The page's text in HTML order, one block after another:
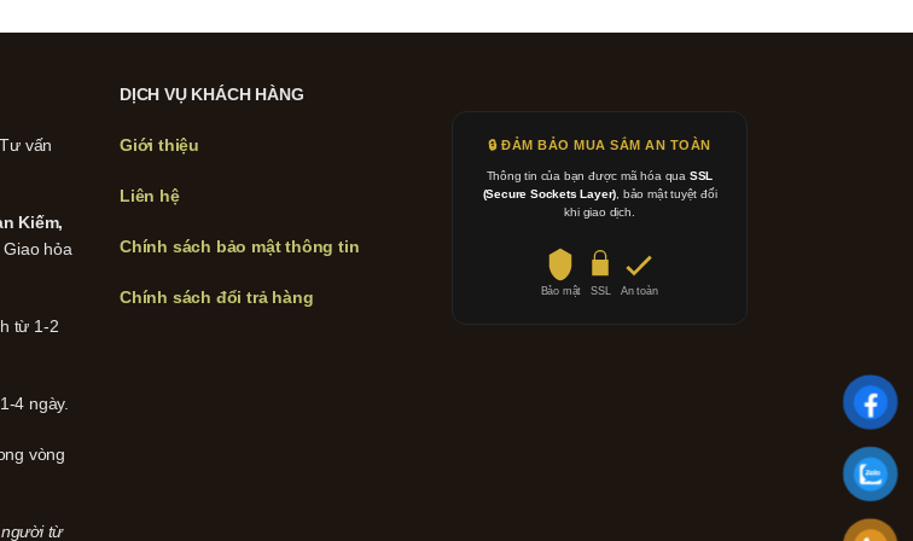
vấn
Kiếm,
hỏa
từ 1-2
4 ngày.
vòng
từ
DỊCH VỤ KHÁCH HÀNG
Giới thiệu
Liên hệ
Chính sách bảo mật thông tin
Chính sách đổi trả hàng
🔒 ĐẢM BẢO MUA SẮM AN TOÀN
Thông tin của bạn được mã hóa qua SSL
(Secure Sockets Layer) , bảo mật tuyệt đối
khi giao dịch.
Bảo mật SSL An toàn